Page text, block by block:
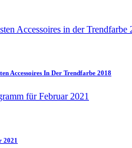
Accessoires In Der Trendfarbe 2018
2021